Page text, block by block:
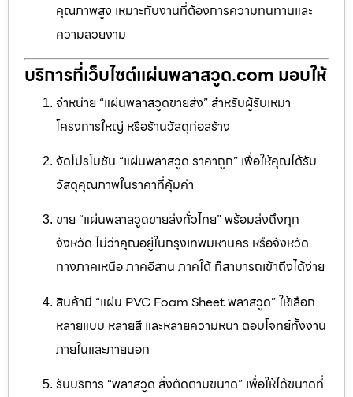
คุณภาพสูง เหมาะกับงานที่ต้องการความทนทานและ
ความสวยงาม
บริการที่เว็บไซต์แผ่นพลาสวูด.com มอบให้
จำหน่าย “แผ่นพลาสวูดขายส่ง” สำหรับผู้รับเหมา
โครงการใหญ่ หรือร้านวัสดุก่อสร้าง
จัดโปรโมชัน “แผ่นพลาสวูด ราคาถูก” เพื่อให้คุณได้รับ
วัสดุคุณภาพในราคาที่คุ้มค่า
ขาย “แผ่นพลาสวูดขายส่งทั่วไทย” พร้อมส่งถึงทุก
จังหวัด ไม่ว่าคุณอยู่ในกรุงเทพมหานคร หรือจังหวัด
ทางภาคเหนือ ภาคอีสาน ภาคใต้ ก็สามารถเข้าถึงได้ง่าย
สินค้ามี “แผ่น PVC Foam Sheet พลาสวูด” ให้เลือก
หลายแบบ หลายสี และหลายความหนา ตอบโจทย์ทั้งงาน
ภายในและภายนอก
รับบริการ “พลาสวูด สั่งตัดตามขนาด” เพื่อให้ได้ขนาดที่